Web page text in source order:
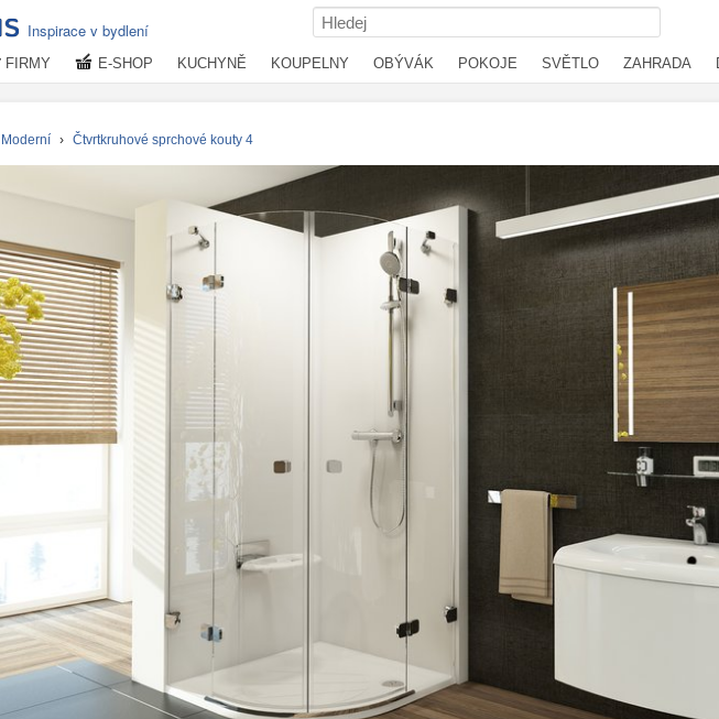
Inspirace v bydlení
FIRMY E-SHOP KUCHYNĚ KOUPELNY OBÝVÁK POKOJE SVĚTLO ZAHRADA
Moderní › Čtvrtkruhové sprchové kouty 4